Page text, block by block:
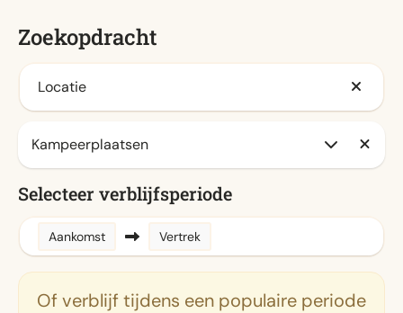
Zoekopdracht
Locatie
Selecteer verblijfsperiode
Aankomst Vertrek
Of verblijf tijdens een populaire periode